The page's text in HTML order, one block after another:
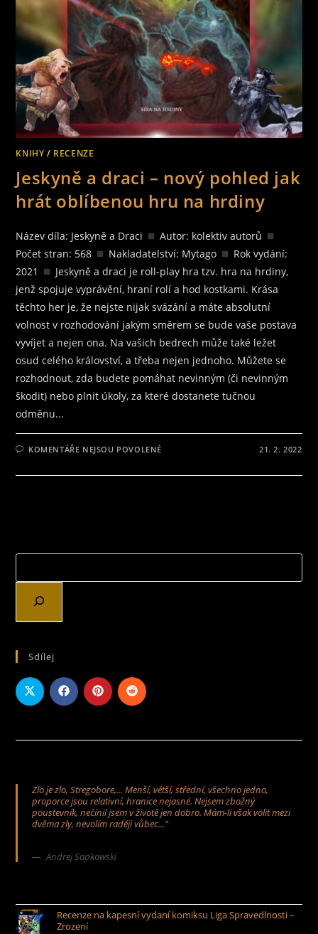
KNIHY / RECENZE
Jeskyně a draci – nový pohled jak
hrát oblíbenou hru na hrdiny
Název díla: Jeskyně a Draci
Autor: kolektiv autorů
Počet stran: 568
Nakladatelství: Mytago
Rok vydání:
2021
Jeskyně a draci je roll-play hra tzv. hra na hrdiny,
jenž spojuje vyprávění, hraní rolí a hod kostkami. Krása
těchto her je, že nejste nijak svázání a máte absolutní
volnost v rozhodování jakým směrem se bude vaše postava
vyvíjet a nejen ona. Na vašich bedrech může také ležet
osud celého království, a třeba nejen jednoho. Můžete se
rozhodnout, zda budete pomáhat nevinným (či nevinným
škodit) nebo plnit úkoly, za které dostanete tučnou
odměnu...
KOMENTÁŘE NEJSOU POVOLENÉ
NÁZVEM
HRÁT
NA
21. 2. 2022
Sdílej
Zlo je zlo, Stregobore,... Menší, větší, střední, všechno jedno,
proporce jsou relativní, hranice nejasné. Nejsem zbožný
poustevník, nečinil jsem v životě jen dobro. Mám-li však volit mezi
dvěma zly, nevolím raději vůbec..."
Andrej Sapkowski
Recenze na kapesní vydaní komiksu Liga Spravedlnosti –
Zrození